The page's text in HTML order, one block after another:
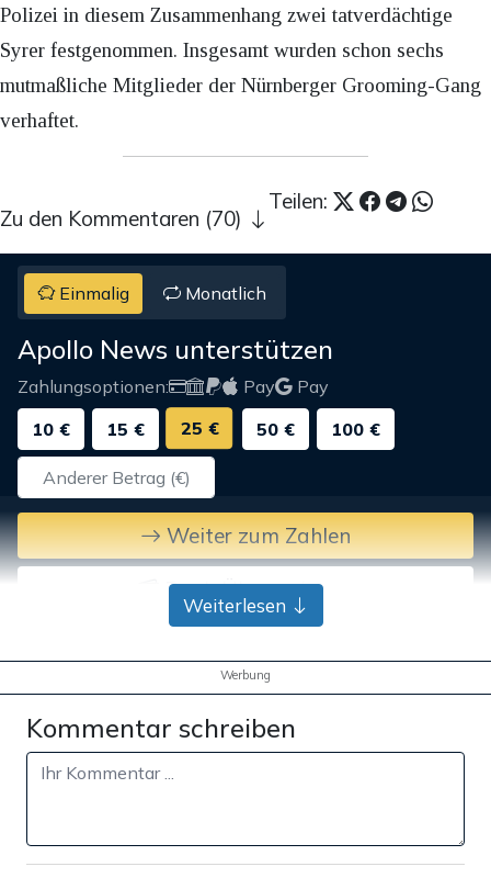
Polizei in diesem Zusammenhang zwei tatverdächtige
Syrer festgenommen. Insgesamt wurden schon sechs
mutmaßliche Mitglieder der Nürnberger Grooming-Gang
verhaftet.
Teilen:
Zu den Kommentaren (70)
Einmalig Monatlich
Apollo News unterstützen
Zahlungsoptionen: Pay
Pay
10 €
15 € 25 € 50 € 100 €
Weiter zum Zahlen
Bank-Überweisung
Weiterlesen
Werbung
Kommentar schreiben